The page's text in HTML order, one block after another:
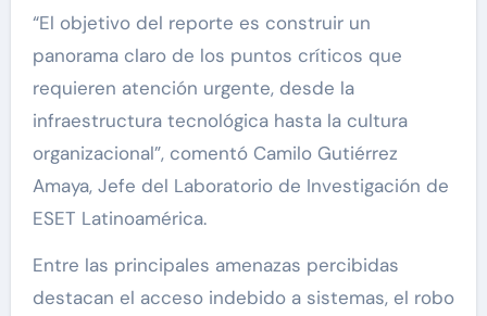
“El objetivo del reporte es construir un
panorama claro de los puntos críticos que
requieren atención urgente, desde la
infraestructura tecnológica hasta la cultura
organizacional”, comentó Camilo Gutiérrez
Amaya, Jefe del Laboratorio de Investigación de
ESET Latinoamérica.
Entre las principales amenazas percibidas
destacan el acceso indebido a sistemas, el robo